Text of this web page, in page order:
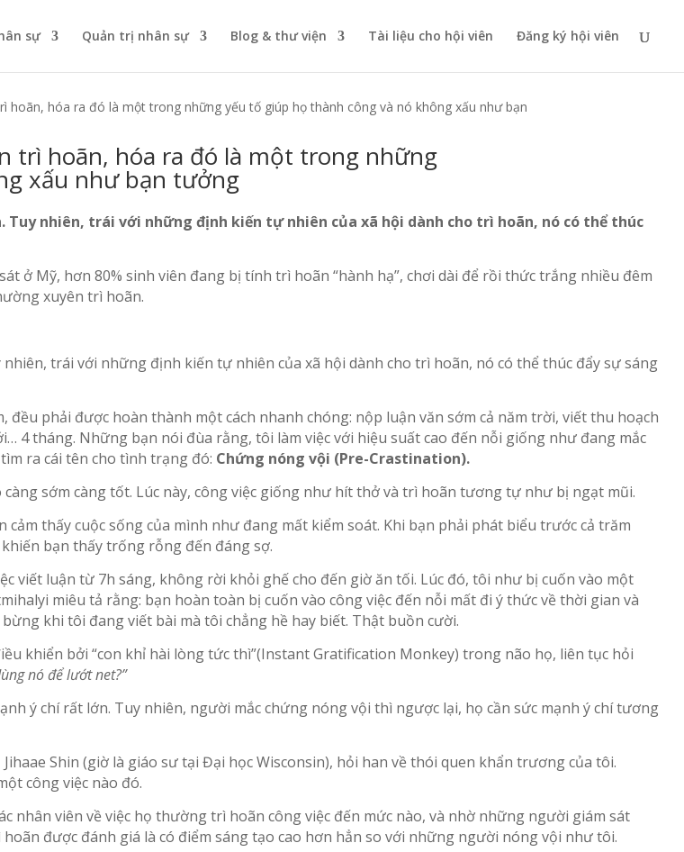
sự Quản trị nhân sự Blog & thư viện Tài liệu cho hội viên Đăng ký hội viên
hoãn, hóa ra đó là một trong những yếu tố giúp họ thành công và nó không xấu như bạn
trì hoãn, hóa ra đó là một trong những
xấu như bạn tưởng
nhiên, trái với những định kiến tự nhiên của xã hội dành cho trì hoãn, nó có thể thúc
ở Mỹ, hơn 80% sinh viên đang bị tính trì hoãn “hành hạ”, chơi dài để rồi thức trắng nhiều đêm
xuyên trì hoãn.
trái với những định kiến tự nhiên của xã hội dành cho trì hoãn, nó có thể thúc đẩy sự sáng
phải được hoàn thành một cách nhanh chóng: nộp luận văn sớm cả năm trời, viết thu hoạch
tháng. Những bạn nói đùa rằng, tôi làm việc với hiệu suất cao đến nỗi giống như đang mắc
ra cái tên cho tình trạng đó: Chứng nóng vội (Pre-Crastination).
sớm càng tốt. Lúc này, công việc giống như hít thở và trì hoãn tương tự như bị ngạt mũi.
thấy cuộc sống của mình như đang mất kiểm soát. Khi bạn phải phát biểu trước cả trăm
bạn thấy trống rỗng đến đáng sợ.
viết luận từ 7h sáng, không rời khỏi ghế cho đến giờ ăn tối. Lúc đó, tôi như bị cuốn vào một
miêu tả rằng: bạn hoàn toàn bị cuốn vào công việc đến nỗi mất đi ý thức về thời gian và
khi tôi đang viết bài mà tôi chẳng hề hay biết. Thật buồn cười.
khiển bởi “con khỉ hài lòng tức thì”(Instant Gratification Monkey) trong não họ, liên tục hỏi
nó để lướt net?”
ý chí rất lớn. Tuy nhiên, người mắc chứng nóng vội thì ngược lại, họ cần sức mạnh ý chí tương
Shin (giờ là giáo sư tại Đại học Wisconsin), hỏi han về thói quen khẩn trương của tôi.
công việc nào đó.
nhân viên về việc họ thường trì hoãn công việc đến mức nào, và nhờ những người giám sát
được đánh giá là có điểm sáng tạo cao hơn hẳn so với những người nóng vội như tôi.